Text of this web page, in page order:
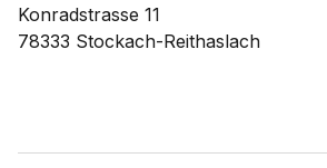
Konradstrasse 11
78333 Stockach-Reithaslach